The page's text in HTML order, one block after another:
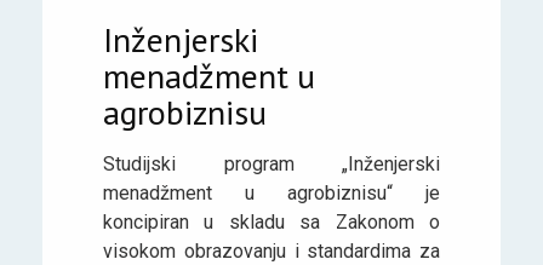
Inženjerski
menadžment u
agrobiznisu
Studijski program „Inženjerski
menadžment u agrobiznisu“ je
koncipiran u skladu sa Zakonom o
visokom obrazovanju i standardima za